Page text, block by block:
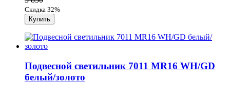
Скидка 32%
Подвесной светильник 7011 MR16 WH/GD
белый/золото